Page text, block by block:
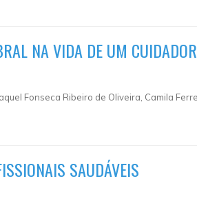
NA VIDA DE UM
Fonseca Ribeiro de Oliveira, Camila
SAUDÁVEIS